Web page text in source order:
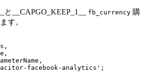
と__CAPGO_KEEP_1__ fb_currency 購
す。
facebook-analytics';